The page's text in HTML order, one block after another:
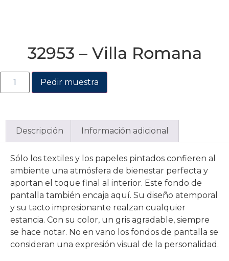
32953 – Villa Romana
Pedir muestra
Descripción Información adicional
Sólo los textiles y los papeles pintados confieren al
ambiente una atmósfera de bienestar perfecta y
aportan el toque final al interior. Este fondo de
pantalla también encaja aquí. Su diseño atemporal
y su tacto impresionante realzan cualquier
estancia. Con su color, un gris agradable, siempre
se hace notar. No en vano los fondos de pantalla se
consideran una expresión visual de la personalidad.